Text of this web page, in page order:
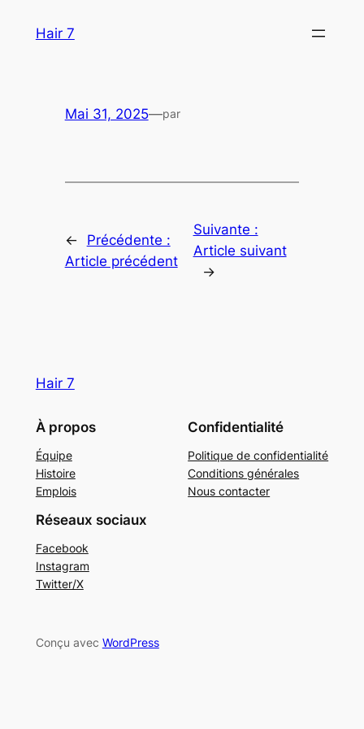
Hair 7
Mai 31, 2025—par
←
Précédente :
Article précédent
Suivante :
Article suivant
→
Hair 7
À propos
Équipe
Histoire
Emplois
Confidentialité
Politique de confidentialité
Conditions générales
Nous contacter
Réseaux sociaux
Facebook
Instagram
Twitter/X
Conçu avec WordPress